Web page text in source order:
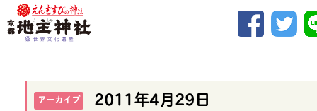
アーカイブ 2011年4月29日